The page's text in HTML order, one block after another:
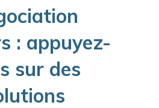
: appuyez-
sur des